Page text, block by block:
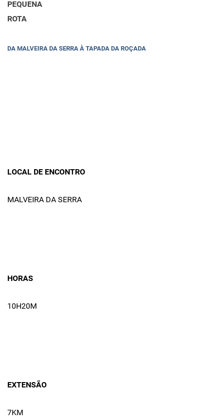
PEQUENA
ROTA
DA MALVEIRA DA SERRA À TAPADA DA ROÇADA
LOCAL DE ENCONTRO
MALVEIRA DA SERRA
HORAS
10H20M
EXTENSÃO
7KM